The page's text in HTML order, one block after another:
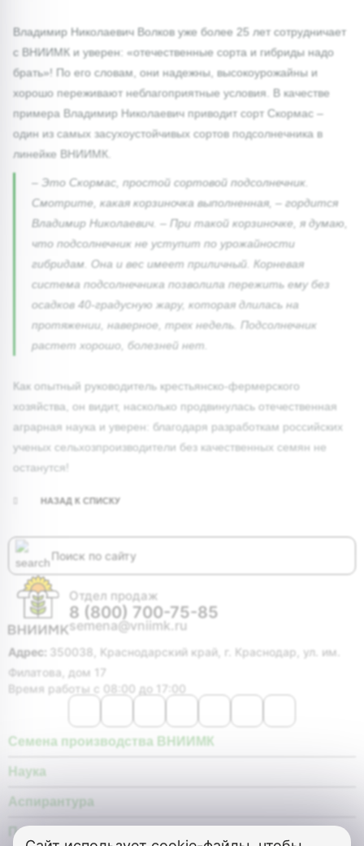
Владимир Николаевич Волков уже более 25 лет сотрудничает
с ВНИИМК и уверен: «отечественные сорта и гибриды надо
брать»! По его словам, они надежны, высокоурожайны и
хорошо переживают неблагоприятные условия. В качестве
примера Владимир Николаевич приводит сорт Скормас –
один из самых засухоустойчивых сортов подсолнечника в
линейке ВНИИМК.
– Это Скормас, простой сортовой подсолнечник.
Смотрите, какая корзиночка выполненная, – гордится
Владимир Николаевич. – При такой корзиночке, я думаю,
что подсолнечник не уступит по урожайности
гибридам. Она и вес имеет приличный. Корневая
система подсолнечника позволила пережить ему без
осадков 40-градусную жару, которая длилась на
протяжении, наверное, трех недель. Подсолнечник
растет хорошо, болезней нет.
Как опытный руководитель крестьянско-фермерского
хозяйства, он видит, насколько продвинулась отечественная
аграрная наука и уверен: благодаря разработкам российских
ученых сельхозпроизводители без качественных семян не
останутся!
НАЗАД К СПИСКУ
Отдел продаж
8 (800) 700-75-85
semena@vniimk.ru
Адрес: 350038, Краснодарский край, г. Краснодар, ул. им.
Филатова, дом 17
Время работы с 08:00 до 17:00
Семена производства ВНИИМК
Наука
Аспирантура
Покупателю